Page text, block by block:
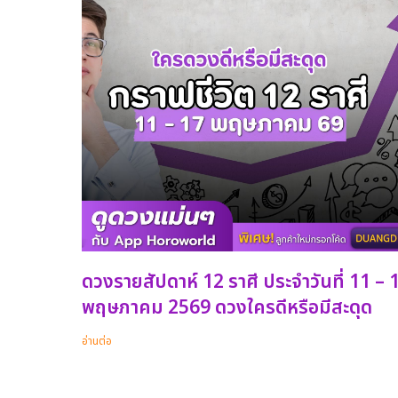
ดวงรายสัปดาห์ 12 ราศี ประจำวันที่ 11 –
พฤษภาคม 2569 ดวงใครดีหรือมีสะดุด
อ่านต่อ